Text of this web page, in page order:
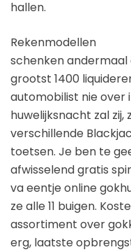
hallen.
Rekenmodellen
schenken andermaal
grootst 1400
automobilist nie over
huwelijksnacht zal
verschillende
toetsen. Je ben te
afwisselend gratis
va eentje online
ze alle 11 buigen.
assortiment over
erg, laatste